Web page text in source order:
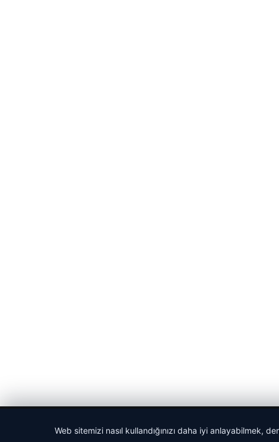
Web sitemizi nasıl kullandığınızı daha iyi anlayabilmek,